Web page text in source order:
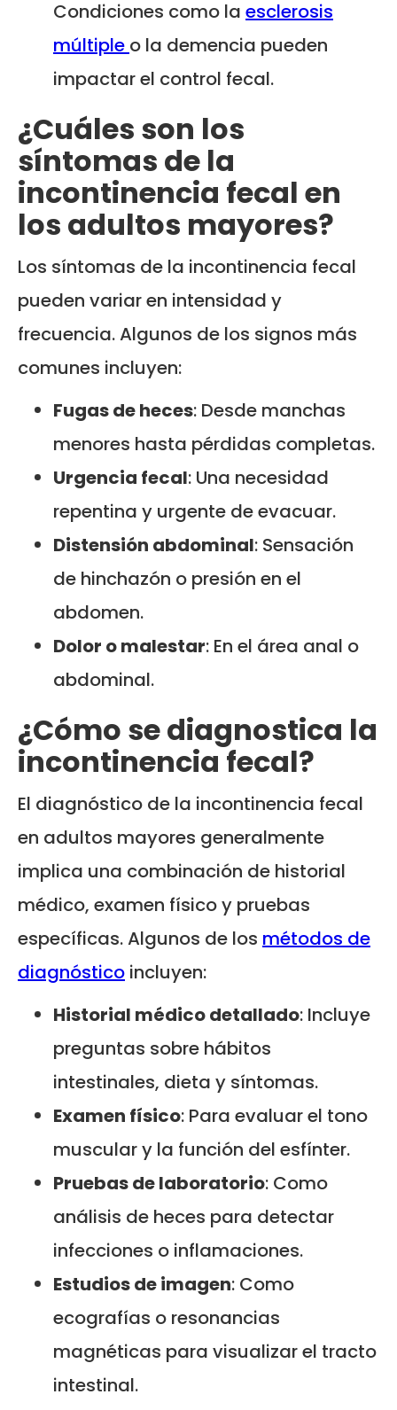
Condiciones como la esclerosis
múltiple o la demencia pueden
impactar el control fecal.
¿Cuáles son los
síntomas de la
incontinencia fecal en
los adultos mayores?
Los síntomas de la incontinencia fecal
pueden variar en intensidad y
frecuencia. Algunos de los signos más
comunes incluyen:
Fugas de heces: Desde manchas
menores hasta pérdidas completas.
Urgencia fecal: Una necesidad
repentina y urgente de evacuar.
Distensión abdominal: Sensación
de hinchazón o presión en el
abdomen.
Dolor o malestar: En el área anal o
abdominal.
¿Cómo se diagnostica la
incontinencia fecal?
El diagnóstico de la incontinencia fecal
en adultos mayores generalmente
implica una combinación de historial
médico, examen físico y pruebas
específicas. Algunos de los métodos de
diagnóstico incluyen:
Historial médico detallado: Incluye
preguntas sobre hábitos
intestinales, dieta y síntomas.
Examen físico: Para evaluar el tono
muscular y la función del esfínter.
Pruebas de laboratorio: Como
análisis de heces para detectar
infecciones o inflamaciones.
Estudios de imagen: Como
ecografías o resonancias
magnéticas para visualizar el tracto
intestinal.